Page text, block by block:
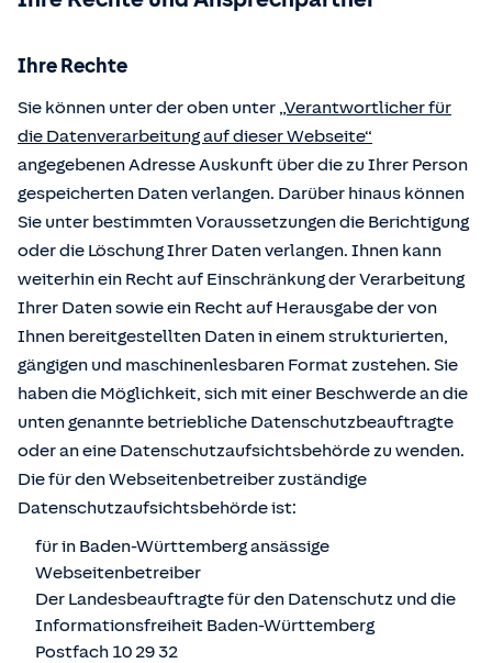
Ihre Rechte
Sie können unter der oben unter „Verantwortlicher für
die Datenverarbeitung auf dieser Webseite“
angegebenen Adresse Auskunft über die zu Ihrer Person
gespeicherten Daten verlangen. Darüber hinaus können
Sie unter bestimmten Voraussetzungen die Berichtigung
oder die Löschung Ihrer Daten verlangen. Ihnen kann
weiterhin ein Recht auf Einschränkung der Verarbeitung
Ihrer Daten sowie ein Recht auf Herausgabe der von
Ihnen bereitgestellten Daten in einem strukturierten,
gängigen und maschinenlesbaren Format zustehen. Sie
haben die Möglichkeit, sich mit einer Beschwerde an die
unten genannte betriebliche Datenschutzbeauftragte
oder an eine Datenschutzaufsichtsbehörde zu wenden.
Die für den Webseitenbetreiber zuständige
Datenschutzaufsichtsbehörde ist:
für in Baden-Württemberg ansässige
Webseitenbetreiber
Der Landesbeauftragte für den Datenschutz und die
Informationsfreiheit Baden-Württemberg
Postfach 10 29 32